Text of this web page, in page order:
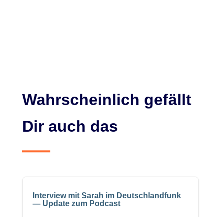
Wahrscheinlich gefällt
Dir auch das
Interview mit Sarah im Deutschlandfunk
— Update zum Podcast